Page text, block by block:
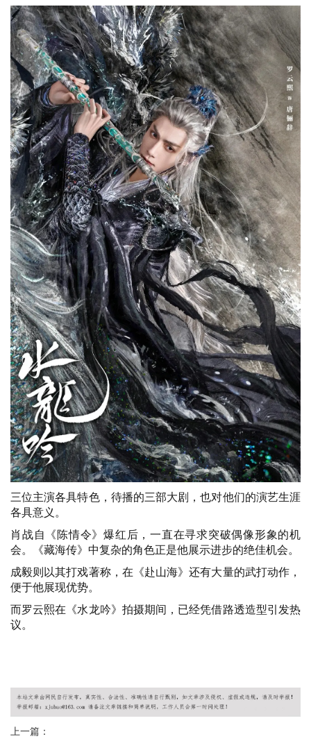
三位主演各具特色，待播的三部大剧，也对他们的演艺生涯
各具意义。
肖战自《陈情令》爆红后，一直在寻求突破偶像形象的机
会。《藏海传》中复杂的角色正是他展示进步的绝佳机会。
成毅则以其打戏著称，在《赴山海》还有大量的武打动作，
便于他展现优势。
而罗云熙在《水龙吟》拍摄期间，已经凭借路透造型引发热
议。
上一篇：